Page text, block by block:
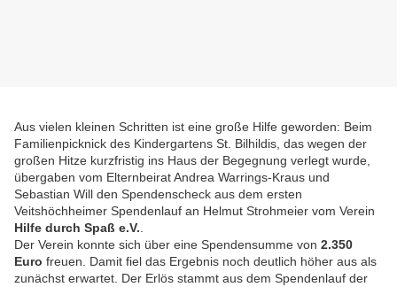
Aus vielen kleinen Schritten ist eine große Hilfe geworden: Beim
Familienpicknick des Kindergartens St. Bilhildis, das wegen der
großen Hitze kurzfristig ins Haus der Begegnung verlegt wurde,
übergaben vom Elternbeirat Andrea Warrings-Kraus und
Sebastian Will den Spendenscheck aus dem ersten
Veitshöchheimer Spendenlauf an Helmut Strohmeier vom Verein
Hilfe durch Spaß e.V.
Der Verein konnte sich über eine Spendensumme von 2.350
Euro freuen. Damit fiel das Ergebnis noch deutlich höher aus als
zunächst erwartet. Der Erlös stammt aus dem Spendenlauf der